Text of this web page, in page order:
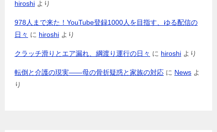
hiroshi より
978人まで来た！YouTube登録1000人を目指す、ゆる配信の
日々 に hiroshi より
クラッチ滑りとエア漏れ、綱渡り運行の日々 に hiroshi より
転倒と介護の現実――母の骨折疑惑と家族の対応 に News よ
り